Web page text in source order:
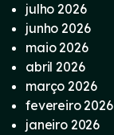
julho 2026
junho 2026
maio 2026
abril 2026
março 2026
fevereiro 2026
janeiro 2026